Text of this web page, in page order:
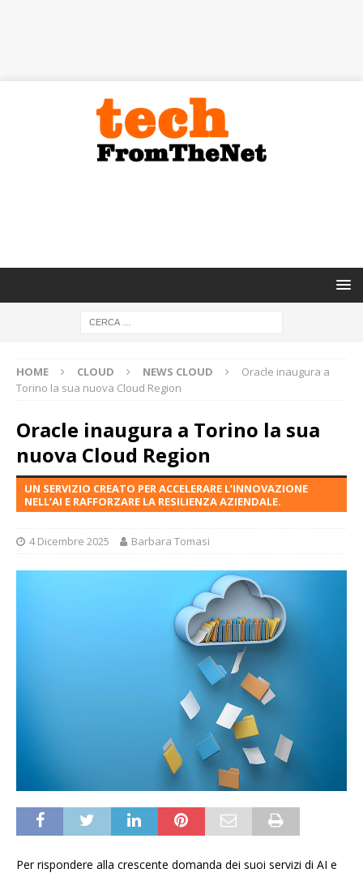
HOME CLOUD NEWS CLOUD
Oracle inaugura a
Torino la sua nuova Cloud Region
Oracle inaugura a Torino la sua
nuova Cloud Region
UN SERVIZIO CREATO PER ACCELERARE L’INNOVAZIONE
NELL’AI E RAFFORZARE LA RESILIENZA AZIENDALE.
4 Dicembre 2025 Barbara Tomasi
Per rispondere alla crescente domanda dei suoi servizi di AI e